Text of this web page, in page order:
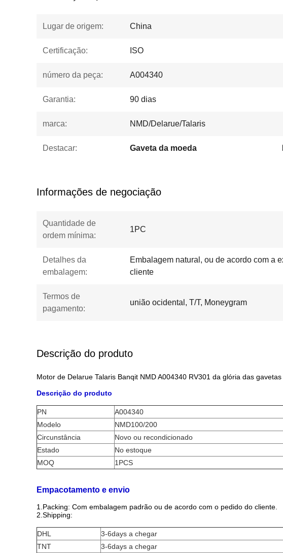
Lugar de origem: China
Certificação: ISO
número da peça: A004340
Garantia: 90 dias
marca: NMD/Delarue/Talaris
Destacar: Gaveta da moeda
Informações de negociação
Quantidade de
ordem mínima:
1PC
Detalhes da
embalagem:
Embalagem natural, ou de acordo com a
cliente
Termos de
pagamento:
união ocidental, T/T, Moneygram
Descrição do produto
Motor de Delarue Talaris Banqit NMD A004340 RV301 da glória das
Descrição do produto
PN
A004340
Modelo
NMD100/200
Circunstância
Novo ou recondicionado
Estado
No estoque
MOQ
1PCS
Empacotamento e envio
1.Packing: Com embalagem padrão ou de acordo com o pedido do cliente.
2.Shipping:
DHL
3-6days a chegar
TNT
3-6days a chegar